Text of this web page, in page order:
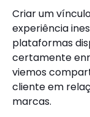
Criar um
experiência
plataformas
certamente
viemos
cliente em
marcas.